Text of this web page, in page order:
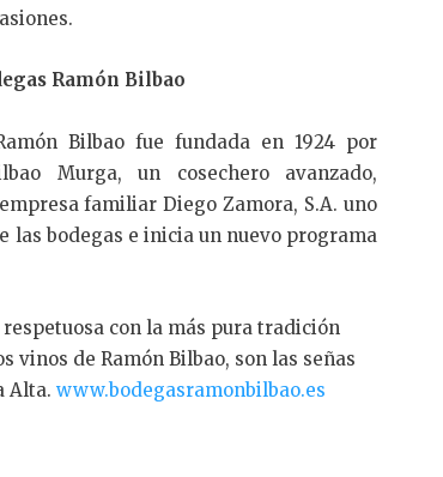
Ramón Bilbao
Bilbao fue fundada en 1924 por
Murga, un cosechero avanzado,
familiar Diego Zamora, S.A. uno
las bodegas e inicia un nuevo programa
con la más pura tradición
de Ramón Bilbao, son las señas
Alta. www.bodegasramonbilbao.es